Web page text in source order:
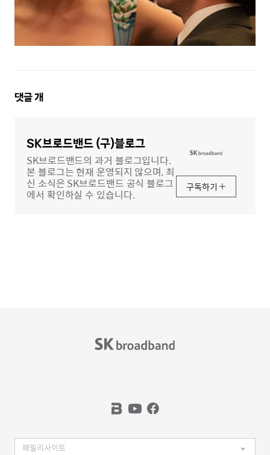
댓
댓글개
SK브로드밴드 (구)블로그
SK브로드밴드의 과거 블로그입니다.
본 블로그는 현재 운영되지 않으며, 최
신 소식은 SK브로드밴드 공식 블로그
에서 확인하실 수 있습니다.
구독하기